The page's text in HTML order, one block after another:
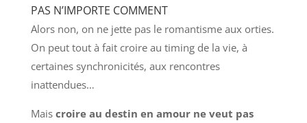
PAS N’IMPORTE COMMENT
Alors non, on ne jette pas le romantisme aux orties.
On peut tout à fait croire au timing de la vie, à
certaines synchronicités, aux rencontres
inattendues…
Mais croire au destin en amour ne veut pas